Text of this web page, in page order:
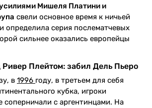
Мишеля Платини и
свели основное время к ничьей
определила серия послематчевых
сильнее оказались европейцы
Ривер Плейтом: забил Дель Пьеро
в 1996 году, в третьем для себя
кубка, игроки
соперничали с аргентинцами. На